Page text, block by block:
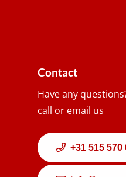
Contact
Have any
call or email us
+31 515 570